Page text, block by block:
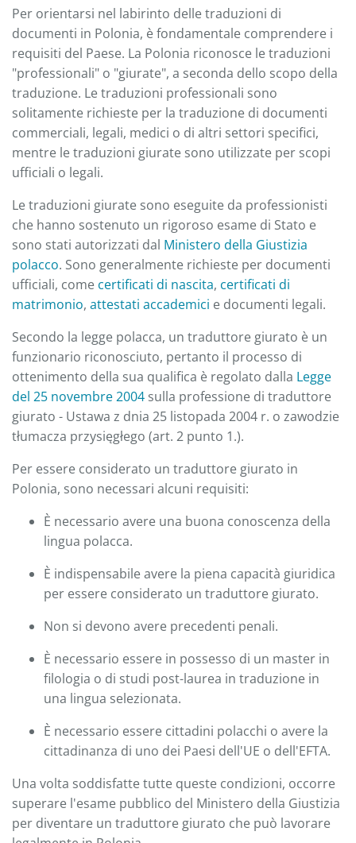
Per orientarsi nel labirinto delle traduzioni di
documenti in Polonia, è fondamentale comprendere i
requisiti del Paese. La Polonia riconosce le traduzioni
"professionali" o "giurate", a seconda dello scopo della
traduzione. Le traduzioni professionali sono
solitamente richieste per la traduzione di documenti
commerciali, legali, medici o di altri settori specifici,
mentre le traduzioni giurate sono utilizzate per scopi
ufficiali o legali.
Le traduzioni giurate sono eseguite da professionisti
che hanno sostenuto un rigoroso esame di Stato e
sono stati autorizzati dal Ministero della Giustizia
polacco. Sono generalmente richieste per documenti
ufficiali, come certificati di nascita, certificati di
matrimonio, attestati accademici e documenti legali.
Secondo la legge polacca, un traduttore giurato è un
funzionario riconosciuto, pertanto il processo di
ottenimento della sua qualifica è regolato dalla Legge
del 25 novembre 2004 sulla professione di traduttore
giurato - Ustawa z dnia 25 listopada 2004 r. o zawodzie
tłumacza przysięgłego (art. 2 punto 1.).
Per essere considerato un traduttore giurato in
Polonia, sono necessari alcuni requisiti:
È necessario avere una buona conoscenza della
lingua polacca.
È indispensabile avere la piena capacità giuridica
per essere considerato un traduttore giurato.
Non si devono avere precedenti penali.
È necessario essere in possesso di un master in
filologia o di studi post-laurea in traduzione in
una lingua selezionata.
È necessario essere cittadini polacchi o avere la
cittadinanza di uno dei Paesi dell'UE o dell'EFTA.
Una volta soddisfatte tutte queste condizioni, occorre
superare l'esame pubblico del Ministero della Giustizia
per diventare un traduttore giurato che può lavorare